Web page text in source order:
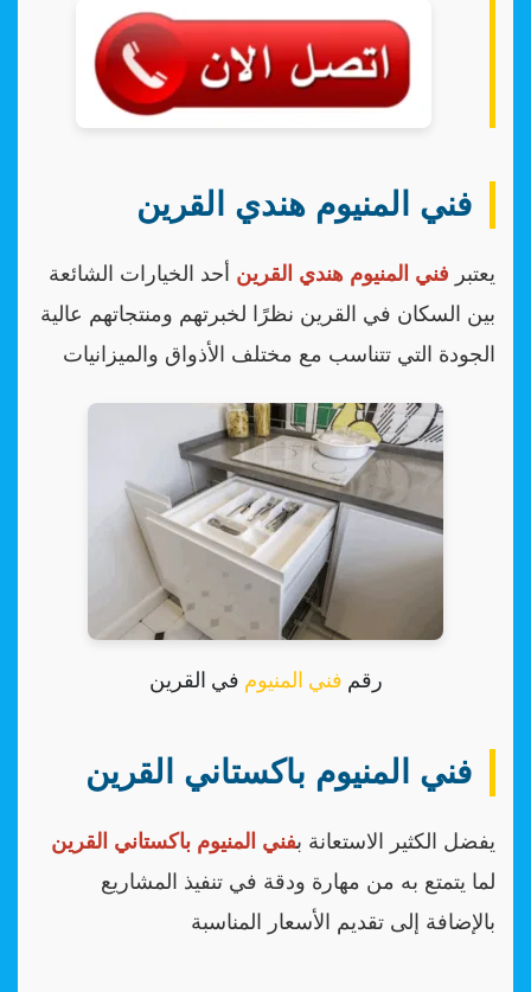
فني المنيوم هندي القرين
يعتبر فني المنيوم هندي القرين أحد الخيارات الشائعة
بين السكان في القرين نظرًا لخبرتهم ومنتجاتهم عالية
الجودة التي تتناسب مع مختلف الأذواق والميزانيات
رقم فني المنيوم في القرين
فني المنيوم باكستاني القرين
يفضل الكثير الاستعانة بفني المنيوم باكستاني القرين
لما يتمتع به من مهارة ودقة في تنفيذ المشاريع
بالإضافة إلى تقديم الأسعار المناسبة